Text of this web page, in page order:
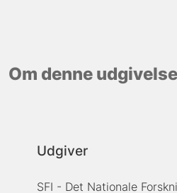
Om denne udgivelse
Udgiver
SFI - Det Nationale